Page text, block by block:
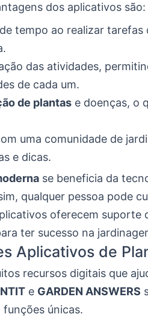
dos aplicativos são:
tempo ao realizar tarefas
das atividades,
de cada um.
de plantas e doenças, o
uma comunidade de
e dicas.
se beneficia da
qualquer pessoa pode
oferecem suporte
ter sucesso na
Aplicativos de
recursos digitais que
e GARDEN ANSWERS
únicas.